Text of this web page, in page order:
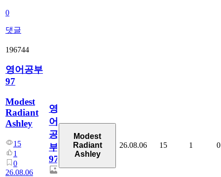
0
댓글
196744
영어공부
97
Modest
Radiant
Ashley
15
1
0
26.08.06
영
어
공
부
97
Modest
Radiant
Ashley
26.08.06 15 1 0